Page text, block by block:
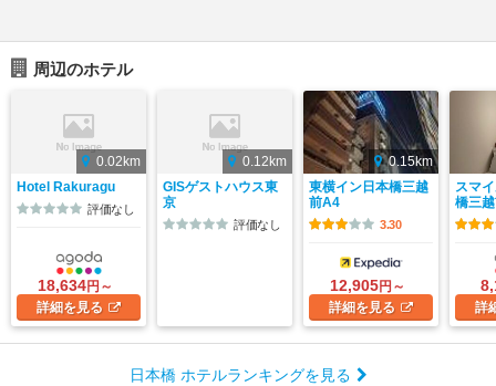
周辺のホテル
0.02km
Hotel Rakuragu
評価なし
18,634円～
詳細を見る
0.12km
GISゲストハウス東
京
評価なし
0.15km
東横イン日本橋三越
前A4
3.30
12,905円～
詳細を見る
スマ
橋三
詳
日本橋 ホテルランキングを見る